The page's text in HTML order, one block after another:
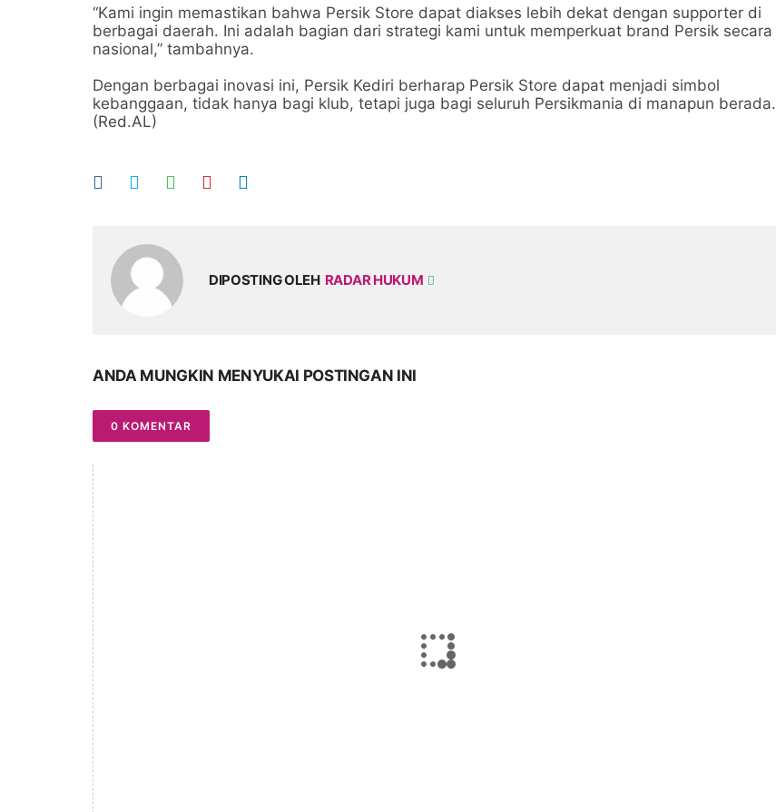
“Kami ingin memastikan bahwa Persik Store dapat diakses lebih dekat dengan supporter di
berbagai daerah. Ini adalah bagian dari strategi kami untuk memperkuat brand Persik secara
nasional,” tambahnya.
Dengan berbagai inovasi ini, Persik Kediri berharap Persik Store dapat menjadi simbol
kebanggaan, tidak hanya bagi klub, tetapi juga bagi seluruh Persikmania di manapun berada.
(Red.AL)
DIPOSTING OLEH RADAR HUKUM
ANDA MUNGKIN MENYUKAI POSTINGAN INI
0 KOMENTAR